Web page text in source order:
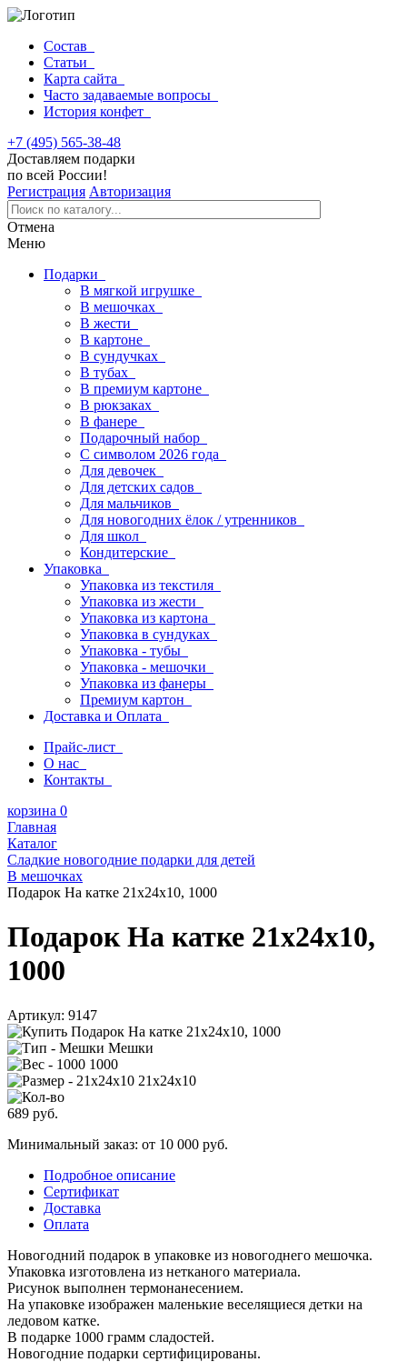
Состав
Статьи
Карта сайта
Часто задаваемые вопросы
История конфет
+7 (495) 565-38-48
Доставляем подарки
по всей России!
Регистрация Авторизация
Отмена
Меню
Подарки
В мягкой игрушке
В мешочках
В жести
В картоне
В сундучках
В тубах
В премиум картоне
В рюкзаках
В фанере
Подарочный набор
С символом 2026 года
Для девочек
Для детских садов
Для мальчиков
Для новогодних ёлок / утренников
Для школ
Кондитерские
Упаковка
Упаковка из текстиля
Упаковка из жести
Упаковка из картона
Упаковка в сундуках
Упаковка - тубы
Упаковка - мешочки
Упаковка из фанеры
Премиум картон
Доставка и Оплата
Прайс-лист
О нас
Контакты
корзина 0
Главная
Каталог
Сладкие новогодние подарки для детей
В мешочках
Подарок На катке 21х24х10, 1000
Подарок На катке 21х24х10,
1000
Артикул: 9147
Мешки
1000
21х24х10
689 руб.
Минимальный заказ: от 10 000 руб.
Подробное описание
Сертификат
Доставка
Оплата
Новогодний подарок в упаковке из новогоднего мешочка.
Упаковка изготовлена из нетканого материала.
Рисунок выполнен термонанесением.
На упаковке изображен маленькие веселящиеся детки на
ледовом катке.
В подарке 1000 грамм сладостей.
Новогодние подарки сертифицированы.